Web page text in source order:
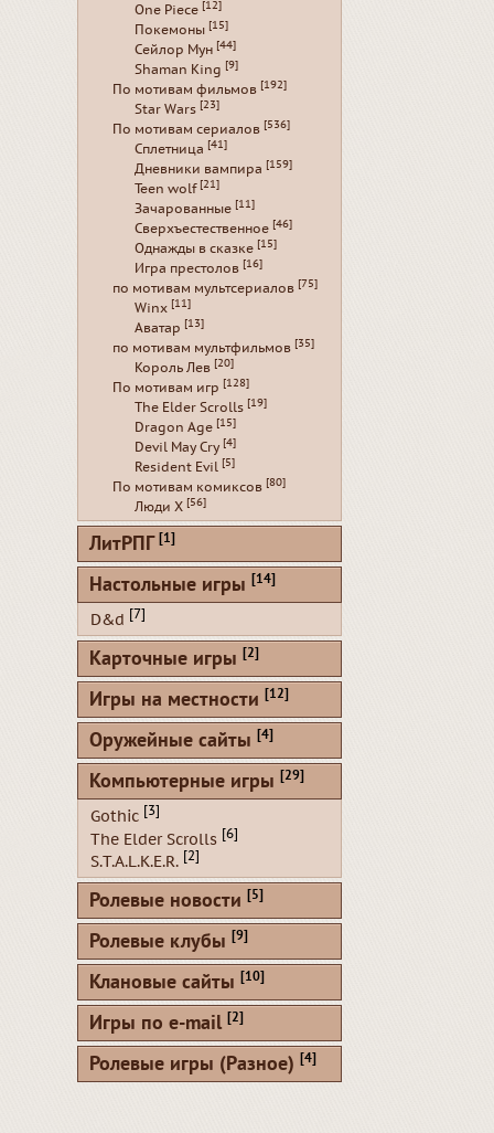
One Piece [12]
Покемоны [15]
Сейлор Мун [44]
Shaman King [9]
По мотивам фильмов [192]
Star Wars [23]
По мотивам сериалов [536]
Сплетница [41]
Дневники вампира [159]
Teen wolf [21]
Зачарованные [11]
Сверхъестественное [46]
Однажды в сказке [15]
Игра престолов [16]
по мотивам мультсериалов [75]
Winx [11]
Аватар [13]
по мотивам мультфильмов [35]
Король Лев [20]
По мотивам игр [128]
The Elder Scrolls [19]
Dragon Age [15]
Devil May Cry [4]
Resident Evil [5]
По мотивам комиксов [80]
Люди Х [56]
ЛитРПГ [1]
Настольные игры [14]
D&d [7]
Карточные игры [2]
Игры на местности [12]
Оружейные сайты [4]
Компьютерные игры [29]
Gothic [3]
The Elder Scrolls [6]
S.T.A.L.K.E.R. [2]
Ролевые новости [5]
Ролевые клубы [9]
Клановые сайты [10]
Игры по e-mail [2]
Ролевые игры (Разное) [4]